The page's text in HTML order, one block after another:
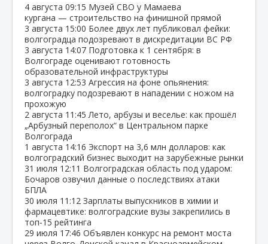
4 августа 09:15 Музей СВО у Мамаева
кургана — строительство на финишной прямой
3 августа 15:00 Более двух лет публиковал фейки:
волгоградца подозревают в дискредитации ВС РФ
3 августа 14:07 Подготовка к 1 сентября: в
Волгограде оценивают готовность
образовательной инфраструктуры
3 августа 12:53 Агрессия на фоне опьянения:
волгоградку подозревают в нападении с ножом на
прохожую
2 августа 11:45 Лето, арбузы и веселье: как прошёл
„Арбузный переполох“ в Центральном парке
Волгограда
1 августа 14:16 Экспорт на 3,6 млн долларов: как
волгоградский бизнес выходит на зарубежные рынки
31 июля 12:11 Волгоградская область под ударом:
Бочаров озвучил данные о последствиях атаки
БПЛА
30 июля 11:12 Зарплаты выпускников в химии и
фармацевтике: волгоградские вузы закрепились в
топ‑15 рейтинга
29 июля 17:46 Объявлен конкурс на ремонт моста